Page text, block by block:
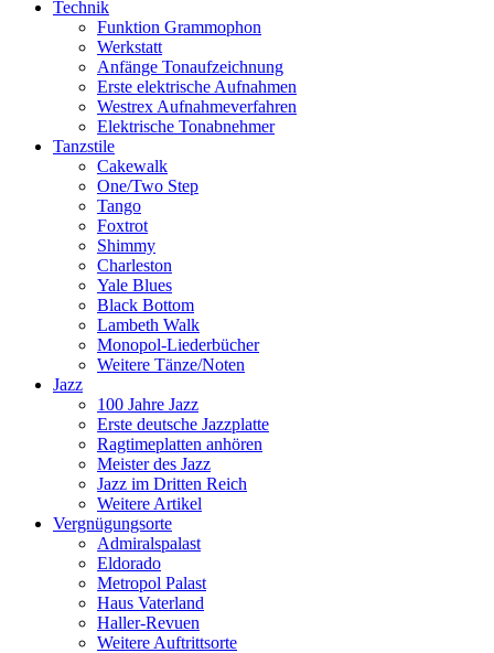
Technik
Funktion Grammophon
Werkstatt
Anfänge Tonaufzeichnung
Erste elektrische Aufnahmen
Westrex Aufnahmeverfahren
Elektrische Tonabnehmer
Tanzstile
Cakewalk
One/Two Step
Tango
Foxtrot
Shimmy
Charleston
Yale Blues
Black Bottom
Lambeth Walk
Monopol-Liederbücher
Weitere Tänze/Noten
Jazz
100 Jahre Jazz
Erste deutsche Jazzplatte
Ragtimeplatten anhören
Meister des Jazz
Jazz im Dritten Reich
Weitere Artikel
Vergnügungsorte
Admiralspalast
Eldorado
Metropol Palast
Haus Vaterland
Haller-Revuen
Weitere Auftrittsorte